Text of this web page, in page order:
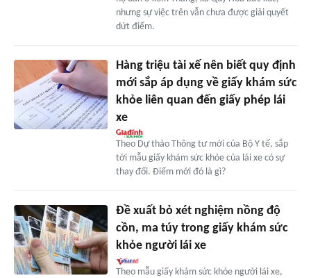
nhưng sự việc trên vẫn chưa được giải quyết
dứt điểm.
Hàng triệu tài xế nên biết quy định
mới sắp áp dụng về giấy khám sức
khỏe liên quan đến giấy phép lái
xe
Theo Dự thảo Thông tư mới của Bộ Y tế, sắp
tới mẫu giấy khám sức khỏe của lái xe có sự
thay đổi. Điểm mới đó là gì?
Đề xuất bỏ xét nghiệm nồng độ
cồn, ma túy trong giấy khám sức
khỏe người lái xe
Theo mẫu giấy khám sức khỏe người lái xe,